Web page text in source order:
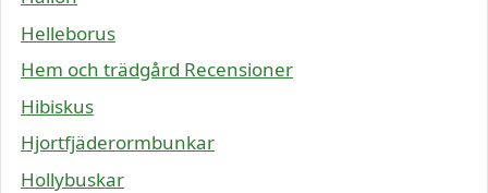
Helleborus
Hem och trädgård Recensioner
Hibiskus
Hjortfjäderormbunkar
Hollybuskar